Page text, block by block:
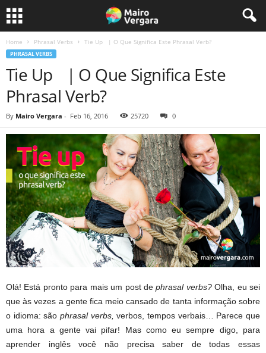
Home Phrasal Verbs Tie Up | O Que Significa Este Phrasal Verb?
PHRASAL VERBS
Tie Up | O Que Significa Este
Phrasal Verb?
By Mairo Vergara - Feb 16, 2016 25720 0
Olá! Está pronto para mais um post dephrasal verbs?Olha, eu sei
que às vezes a gente fica meio cansado de tanta informação sobre
o idioma: são phrasal verbs,verbos, tempos verbais… Parece que
uma hora a gente vai pifar! Mas como eu sempre digo, para
aprender inglês você não precisa saber de todas essas